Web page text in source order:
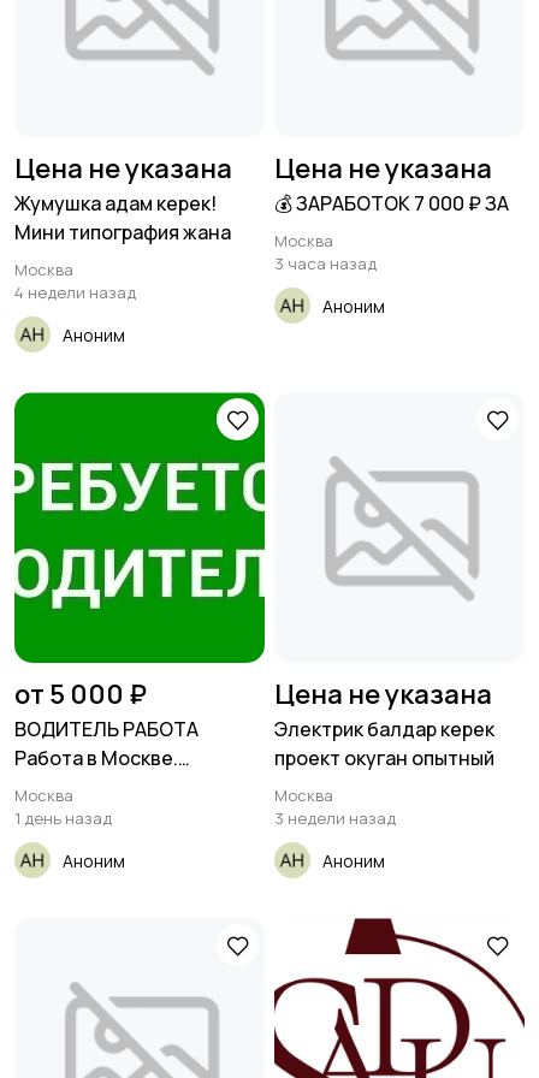
Цена не указана
Жумушка адам керек!
Мини типография жана
Москва
4 недели назад
Аноним
Цена не указана
💰 ЗАРАБОТОК 7 000 ₽ ЗА
Москва
3 часа назад
Аноним
от 5 000 ₽
ВОДИТЕЛЬ РАБОТА
Работа в Москве.
Требуется
Москва
1 день назад
Аноним
Цена не указана
Электрик балдар керек
проект окуган опытный
Москва
3 недели назад
Аноним